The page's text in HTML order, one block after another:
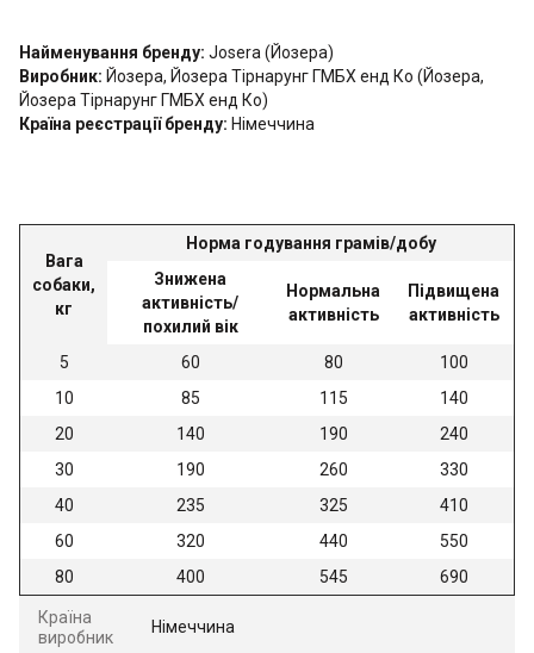
Найменування бренду: Josera (Йозера)
Виробник: Йозера, Йозера Тірнарунг ГМБХ енд Ко (Йозера,
Йозера Тірнарунг ГМБХ енд Ко)
Країна реєстрації бренду: Німеччина
Вага
собаки,
кг
Норма годування грамів/добу
Знижена
активність/
похилий вік
Нормальна
активність
Підвищена
активність
5 60 80
100
10
85 115
140
20
140 190
240
30
190 260
330
40
235 325
410
60
320 440
550
80
400 545 690
Країна
виробник
Німеччина